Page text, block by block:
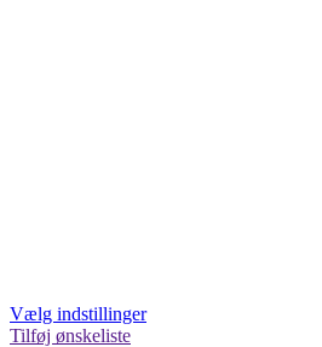
Vælg indstillinger
Tilføj ønskeliste